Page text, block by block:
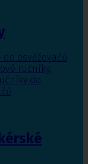
do osvěžovačů
ručníky,
do